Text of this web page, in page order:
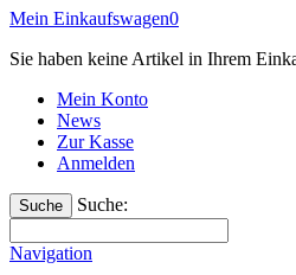
Mein Einkaufswagen0
Sie haben keine Artikel in Ihrem
Mein Konto
News
Zur Kasse
Anmelden
Suche Suche:
Navigation